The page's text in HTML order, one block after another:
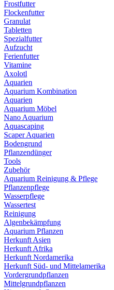
Frostfutter
Flockenfutter
Granulat
Tabletten
Spezialfutter
Aufzucht
Ferienfutter
Vitamine
Axolotl
Aquarien
Aquarium Kombination
Aquarien
Aquarium Möbel
Nano Aquarium
Aquascaping
Scaper Aquarien
Bodengrund
Pflanzendünger
Tools
Zubehör
Aquarium Reinigung & Pflege
Pflanzenpflege
Wasserpflege
Wassertest
Reinigung
Algenbekämpfung
Aquarium Pflanzen
Herkunft Asien
Herkunft Afrika
Herkunft Nordamerika
Herkunft Süd- und Mittelamerika
Vordergrundpflanzen
Mittelgrundpflanzen